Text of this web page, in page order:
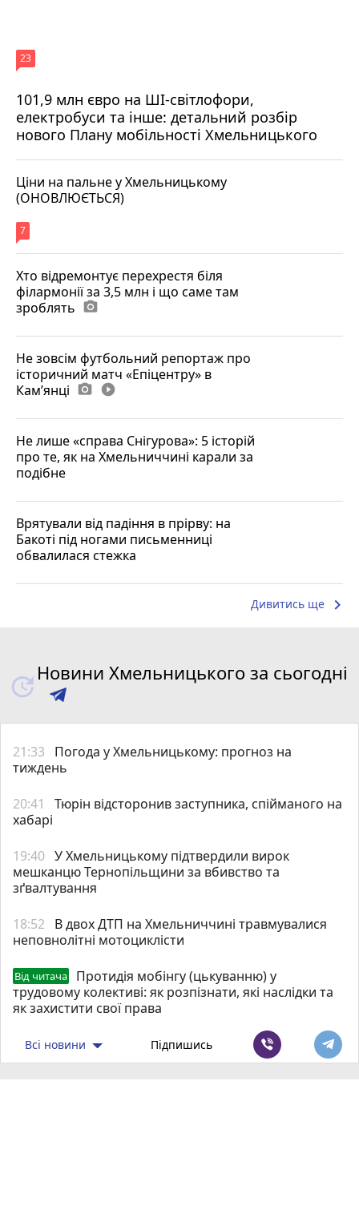
101,9 млн євро на ШІ-світлофори,
електробуси та інше: детальний розбір
нового Плану мобільності Хмельницького
23
Ціни на пальне у Хмельницькому
(ОНОВЛЮЄТЬСЯ)
7
Хто відремонтує перехрестя біля
філармонії за 3,5 млн і що саме там
зроблять photo_camera
Не зовсім футбольний репортаж про
історичний матч «Епіцентру» в
Камʼянці photo_camera play_circle_filled
Не лише «справа Снігурова»: 5 історій
про те, як на Хмельниччині карали за
подібне
Врятували від падіння в прірву: на
Бакоті під ногами письменниці
обвалилася стежка
Дивитись ще keyboard_arrow_right
Новини Хмельницького за сьогодні
21:33
Погода у Хмельницькому: прогноз на
тиждень
20:41
Тюрін відсторонив заступника, спійманого на
хабарі
19:40 У Хмельницькому підтвердили вирок
мешканцю Тернопільщини за вбивство та
зґвалтування
18:52
В двох ДТП на Хмельниччині травмувалися
неповнолітні мотоциклісти
Від читача
Протидія мобінгу (цькуванню) у
трудовому колективі: як розпізнати, які наслідки та
як захистити свої права
Всі новини Підпишись